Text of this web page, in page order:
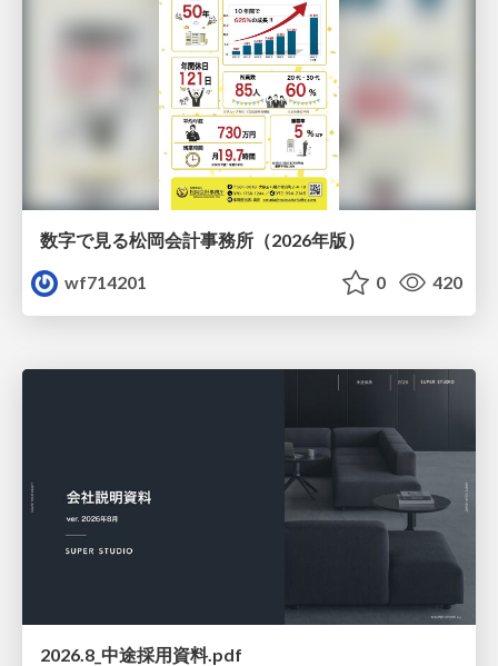
数字で見る松岡会計事務所（2026年版）
wf714201
0 420
2026.8_中途採用資料.pdf